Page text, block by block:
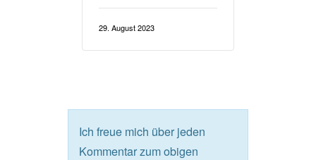
29. August 2023
Ich freue mich über jeden
Kommentar zum obigen